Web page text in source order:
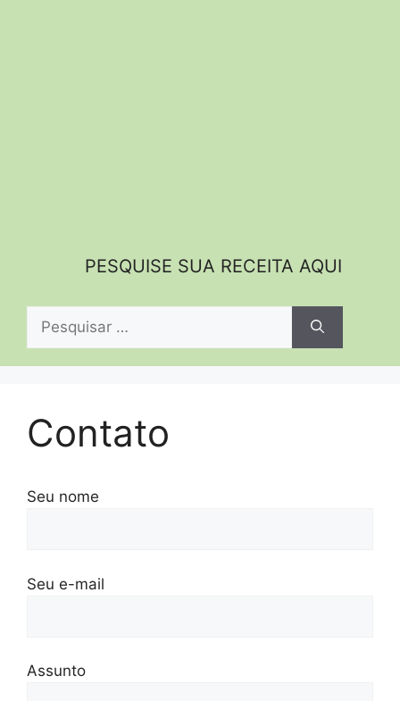
PESQUISE SUA RECEITA AQUI
Pesquisar
Contato
Seu nome
Seu e-mail
Assunto